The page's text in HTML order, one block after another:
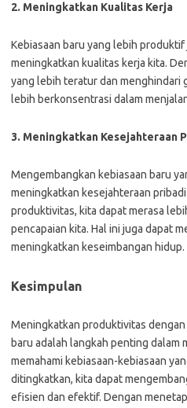
2. Meningkatkan Kualitas Kerja
Kebiasaan baru yang lebih
meningkatkan kualitas kerja kita.
yang lebih teratur dan menghindari
lebih berkonsentrasi dalam
3. Meningkatkan Kesejahteraan
Mengembangkan kebiasaan baru
meningkatkan kesejahteraan
produktivitas, kita dapat merasa
pencapaian kita. Hal ini juga dapat
meningkatkan keseimbangan hidup.
Kesimpulan
Meningkatkan produktivitas
baru adalah langkah penting dalam
memahami kebiasaan-kebiasaan
ditingkatkan, kita dapat
efisien dan efektif. Dengan